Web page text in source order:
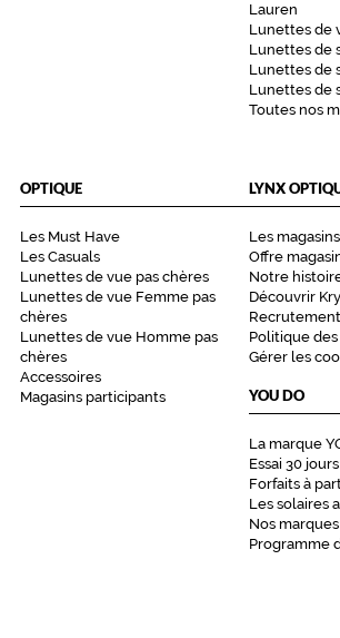
Lauren
Lunettes de
Lunettes de
Lunettes de
Lunettes de
Toutes nos
OPTIQUE
Les Must Have
Les Casuals
Lunettes de vue pas chères
Lunettes de vue Femme pas
chères
Lunettes de vue Homme pas
chères
Accessoires
Magasins participants
LYNX
Les
Offre
Notre
Découvrir
Recrutement
Politique
Gérer les
YOU DO
La marque
Essai 30 jours
Forfaits à
Les solaires
Nos
Programme